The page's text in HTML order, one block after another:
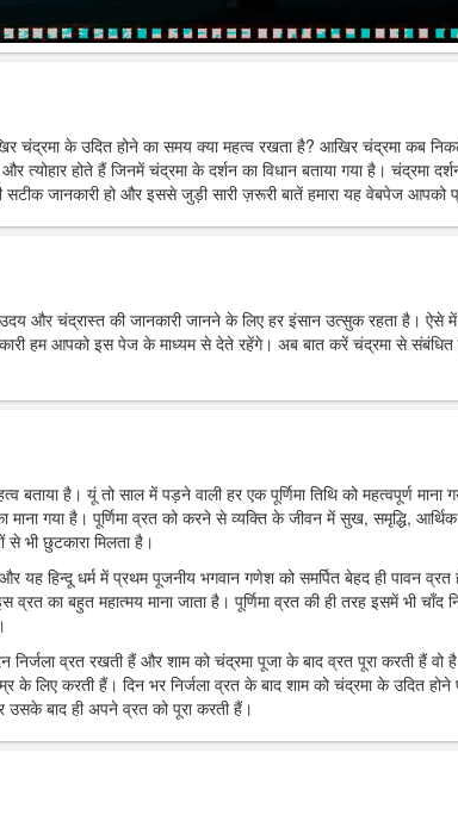
के उदित होने का समय क्या महत्व रखता है? आखिर चंद्रमा कब
त्योहार होते हैं जिनमें चंद्रमा के दर्शन का विधान बताया गया है। चंद्रमा
जानकारी हो और इससे जुड़ी सारी ज़रूरी बातें हमारा यह वेबपेज आपको
उदय और चंद्रास्त की जानकारी जानने के लिए हर इंसान उत्सुक रहता है।
हम आपको इस पेज के माध्यम से देते रहेंगे। अब बात करें चंद्रमा से संबंधित
बताया है। यूं तो साल में पड़ने वाली हर एक पूर्णिमा तिथि को महत्वपूर्ण
माना गया है। पूर्णिमा व्रत को करने से व्यक्ति के जीवन में सुख, समृद्धि,
भी छुटकारा मिलता है।
यह हिन्दू धर्म में प्रथम पूजनीय भगवान गणेश को समर्पित बेहद ही पावन व्रत
का बहुत महात्मय माना जाता है। पूर्णिमा व्रत की ही तरह इसमें भी
निर्जला व्रत रखती हैं और शाम को चंद्रमा पूजा के बाद व्रत पूरा करती हैं वो
लिए करती हैं। दिन भर निर्जला व्रत के बाद शाम को चंद्रमा के उदित होने
बाद ही अपने व्रत को पूरा करती हैं।